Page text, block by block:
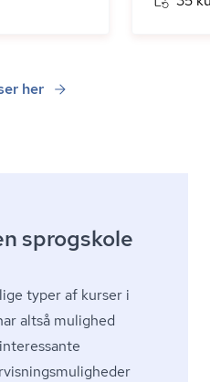
her
sprogskole
typer af kurser i
altså mulighed